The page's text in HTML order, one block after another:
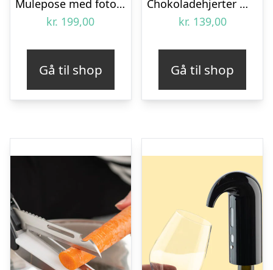
Mulepose med foto – Kongeligt portræt
kr. 199,00
Gå til shop
Chokoladehjerter med foto – 3-pak
kr. 139,00
Gå til shop